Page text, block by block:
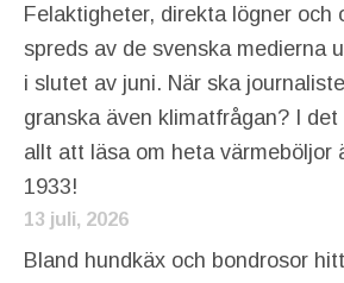
Felaktigheter, direkta lögner och
spreds av de svenska medierna
i slutet av juni. När ska
granska även klimatfrågan? I
allt att läsa om heta värmeböljor
1933!
13 juli, 2026
Bland hundkäx och bondrosor